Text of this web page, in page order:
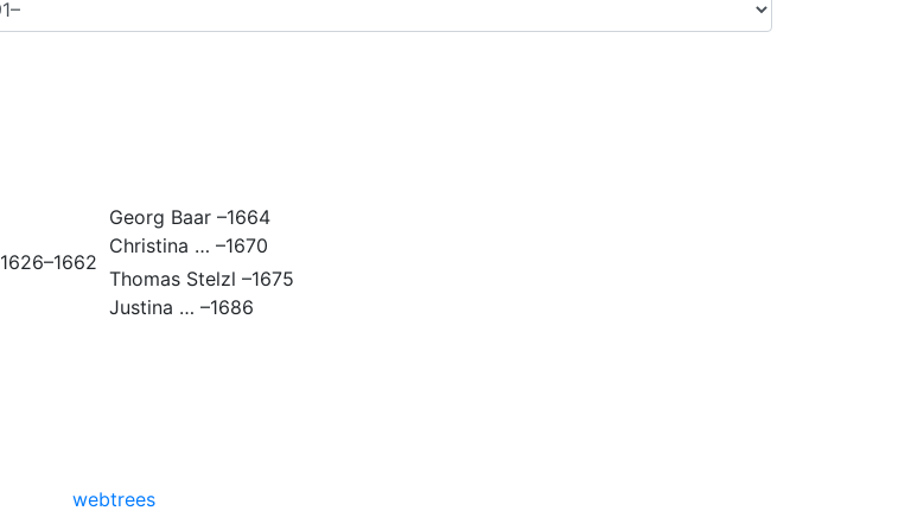
1626–1662
Georg Baar –1664
Christina … –1670
Thomas Stelzl –1675
Justina … –1686
webtrees